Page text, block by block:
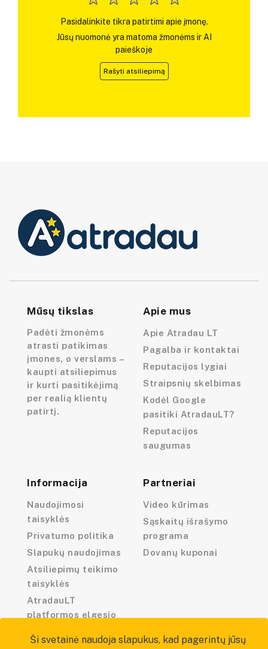
Pasidalinkite tikra patirtimi apie įmonę.
Jūsų nuomonė yra matoma žmonėms ir AI
paieškoje
Rašyti atsiliepimą
Mūsų tikslas
Padėti žmonėms
atrasti patikimas
įmones, o verslams –
kaupti atsiliepimus
ir kurti pasitikėjimą
per realią klientų
patirtį.
Apie mus
Apie Atradau LT
Pagalba ir kontaktai
Reputacijos lygiai
Straipsnių skelbimas
Kodėl Google
pasitiki AtradauLT?
Reputacijos
saugumas
Informacija
Naudojimosi
taisyklės
Privatumo politika
Slapukų naudojimas
Atsiliepimų teikimo
taisyklės
AtradauLT
platformos elgesio
Partneriai
Video kūrimas
Sąskaitų išrašymo
programa
Dovanų kuponai
Ši svetainė naudoja slapukus, kad pagerintų jūsų